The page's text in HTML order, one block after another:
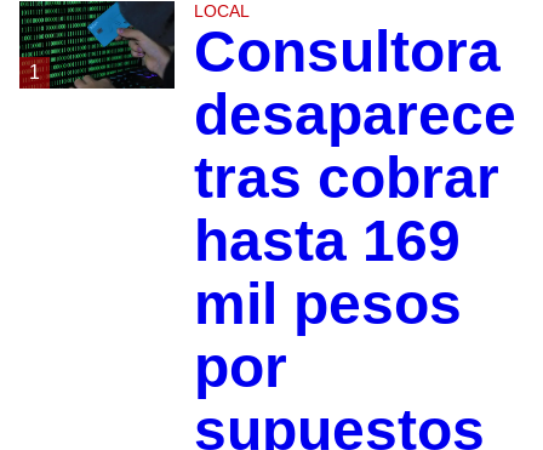
1
LOCAL
Consultora
desaparece
tras cobrar
hasta 169
mil pesos
por
supuestos